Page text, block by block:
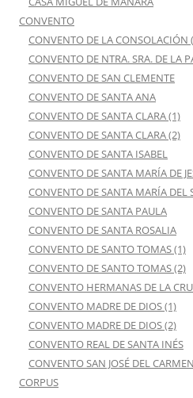
CONVENTO
CONVENTO DE LA CONSOLACIÓN
CONVENTO DE NTRA. SRA. DE LA
CONVENTO DE SAN CLEMENTE
CONVENTO DE SANTA ANA
CONVENTO DE SANTA CLARA (1)
CONVENTO DE SANTA CLARA (2)
CONVENTO DE SANTA ISABEL
CONVENTO DE SANTA MARÍA DE
CONVENTO DE SANTA MARÍA DEL
CONVENTO DE SANTA PAULA
CONVENTO DE SANTA ROSALIA
CONVENTO DE SANTO TOMAS (1)
CONVENTO DE SANTO TOMAS (2)
CONVENTO HERMANAS DE LA
CONVENTO MADRE DE DIOS (1)
CONVENTO MADRE DE DIOS (2)
CONVENTO REAL DE SANTA INÉS
CONVENTO SAN JOSÉ DEL
CORPUS